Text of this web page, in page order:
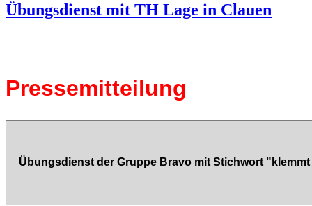
Übungsdienst mit TH Lage in Clauen
Pressemitteilung
Übungsdienst der Gruppe Bravo mit Stichwort